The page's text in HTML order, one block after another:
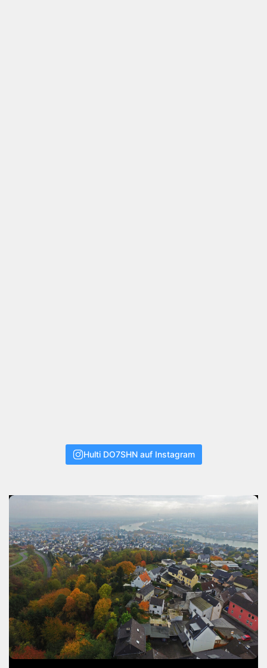
Hulti DO7SHN auf Instagram